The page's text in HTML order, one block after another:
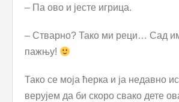
– Па ово и јесте игрица.
– Стварно? Тако ми реци… Сад
пажњу!
Тако се моја ћерка и ја недавно
верујем да би скоро свако дете